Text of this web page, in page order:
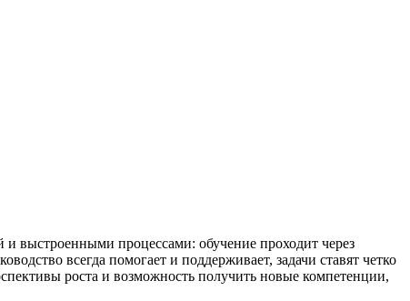
и выстроенными процессами: обучение проходит через
всегда помогает и поддерживает, задачи ставят четко
роста и возможность получить новые компетенции,